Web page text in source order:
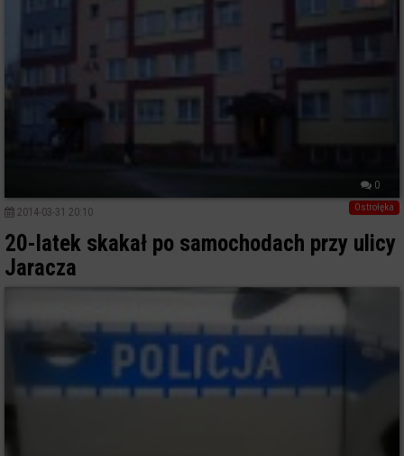
0
Ostrołęka
2014-03-31 20:10
20-latek skakał po samochodach przy ulicy
Jaracza